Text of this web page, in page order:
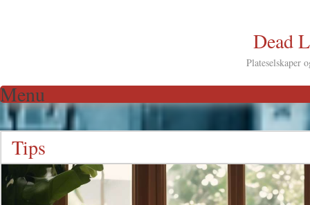
Dead
Plateselskaper
Menu
Skip to content
Tips